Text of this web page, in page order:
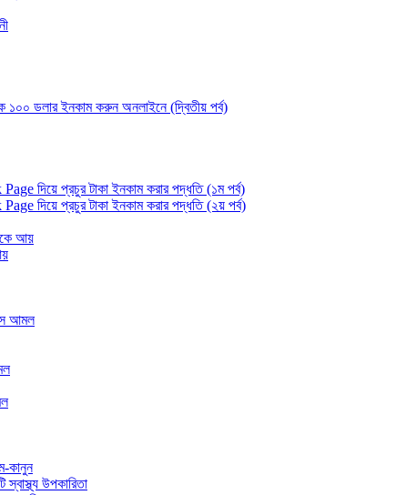
১০০ ডলার ইনকাম করুন অনলাইনে (দ্বিতীয় পর্ব)
দিয়ে প্রচুর টাকা ইনকাম করার পদ্ধতি (১ম পর্ব)
দিয়ে প্রচুর টাকা ইনকাম করার পদ্ধতি (২য় পর্ব)
আয়
আমল
কানুন
উপকারিতা